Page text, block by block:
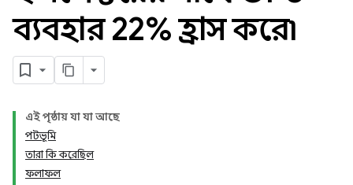
ব্যবহার 22% হ্রাস করে৷
এই পৃষ্ঠায় যা যা আছে
পটভূমি
তারা কি করেছিল
ফলাফল